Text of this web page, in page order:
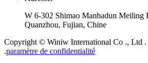
W 6-302 Shimao Manhadun Meiling
Quanzhou, Fujian, Chine
Copyright © Winiw International Co ., Ltd .
.paramètre de confidentialité